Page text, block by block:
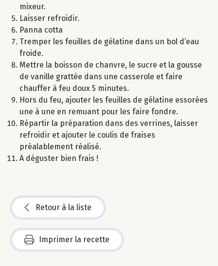
mixeur.
Laisser refroidir.
Panna cotta
Tremper les feuilles de gélatine dans un bol d’eau
froide.
Mettre la boisson de chanvre, le sucre et la gousse
de vanille grattée dans une casserole et faire
chauffer à feu doux 5 minutes.
Hors du feu, ajouter les feuilles de gélatine essorées
une à une en remuant pour les faire fondre.
Répartir la préparation dans des verrines, laisser
refroidir et ajouter le coulis de fraises
préalablement réalisé.
A déguster bien frais !
Retour à la liste
Imprimer la recette